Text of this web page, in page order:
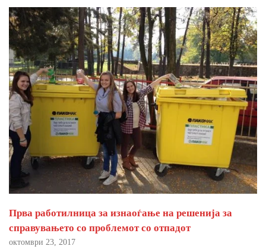
Прва работилница за изнаоѓање на решенија за
справувањето со проблемот со отпадот
октомври 23, 2017